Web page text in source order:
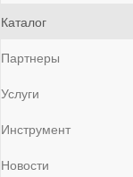
Каталог
Партнеры
Услуги
Инструмент
Новости